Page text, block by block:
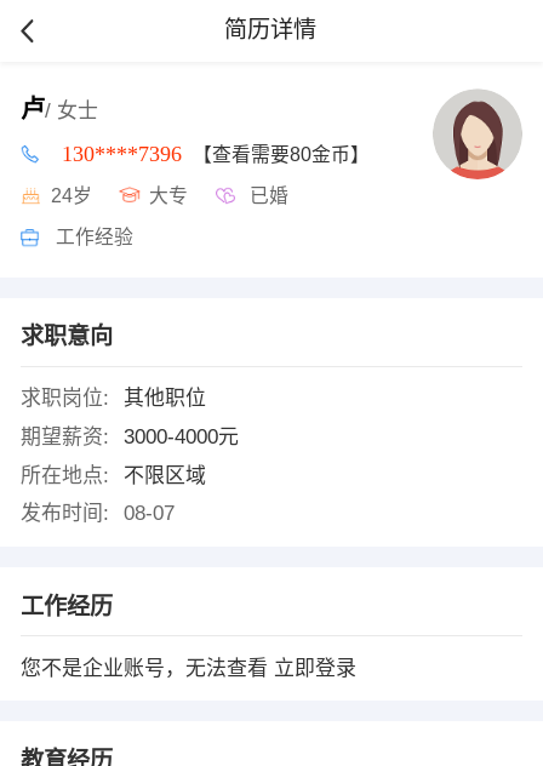
简历详情
卢/ 女士
130****7396 【查看需要80金币】
24岁 大专 已婚
工作经验
求职意向
求职岗位:
其他职位
期望薪资:
3000-4000元
所在地点:
不限区域
发布时间:
08-07
工作经历
您不是企业账号，无法查看 立即登录
教育经历